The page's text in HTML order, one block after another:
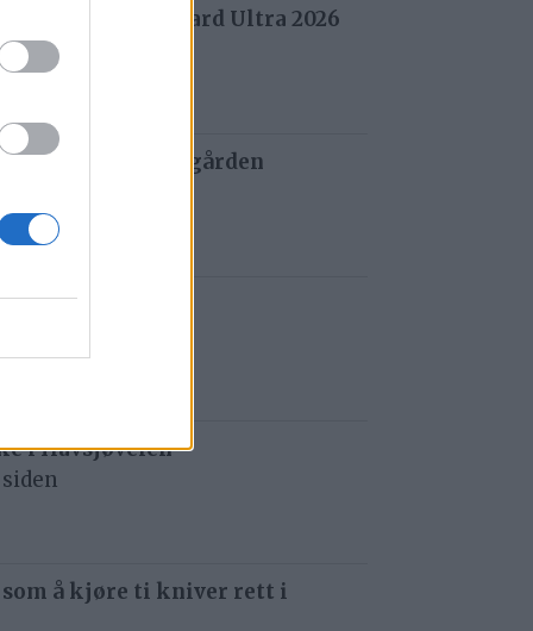
fra Stuggu Backyard Ultra 2026
siden
og tau redder de gården
Gauldalen
i Havsjøveien
som å kjøre ti kniver rett i